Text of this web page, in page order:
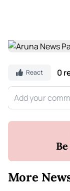
React 0
More